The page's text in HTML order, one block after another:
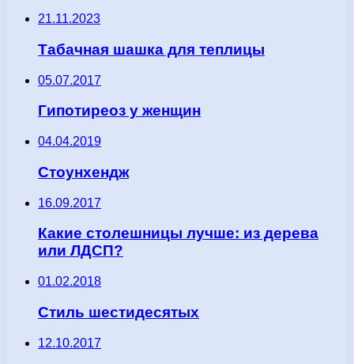
21.11.2023
Табачная шашка для теплицы
05.07.2017
Гипотиреоз у женщин
04.04.2019
Стоунхендж
16.09.2017
Какие столешницы лучше: из дерева
или ЛДСП?
01.02.2018
Стиль шестидесятых
12.10.2017